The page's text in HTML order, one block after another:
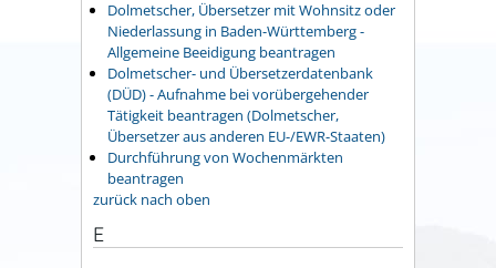
Dolmetscher, Übersetzer mit Wohnsitz oder
Niederlassung in Baden-Württemberg -
Allgemeine Beeidigung beantragen
Dolmetscher- und Übersetzerdatenbank
(DÜD) - Aufnahme bei vorübergehender
Tätigkeit beantragen (Dolmetscher,
Übersetzer aus anderen EU-/EWR-Staaten)
Durchführung von Wochenmärkten
beantragen
zurück nach oben
E